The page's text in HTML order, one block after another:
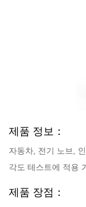
제품 정보：
자동차, 전기 노브,
각도 테스트에 적용
제품 장점：